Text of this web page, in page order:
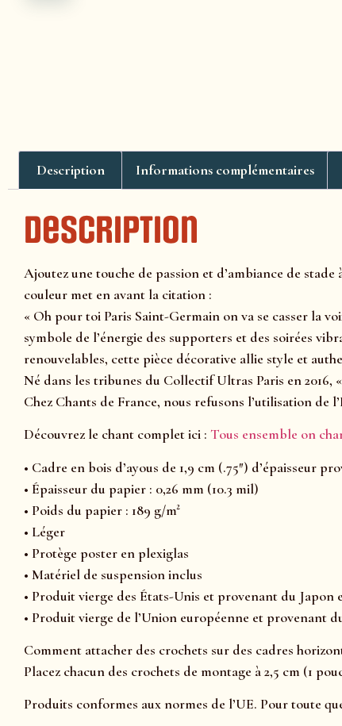
Description Informations complémentaires
Description
Ajoutez une touche de passion et d’ambiance de
couleur met en avant la citation :
« Oh pour toi Paris Saint-Germain on va se casser la
symbole de l’énergie des supporters et des soirées
renouvelables, cette pièce décorative allie style et
Né dans les tribunes du Collectif Ultras Paris en 2016,
Chez Chants de France, nous refusons l’utilisation de
Découvrez le chant complet ici : Tous ensemble on
• Cadre en bois d’ayous de 1,9 cm (.75″) d’épaisseur
• Épaisseur du papier : 0,26 mm (10.3 mil)
• Poids du papier : 189 g/m²
• Léger
• Protège poster en plexiglas
• Matériel de suspension inclus
• Produit vierge des États-Unis et provenant du Japon
• Produit vierge de l’Union européenne et provenant
Comment attacher des crochets sur des cadres
Placez chacun des crochets de montage à 2,5 cm (1
Produits conformes aux normes de l’UE. Pour toute